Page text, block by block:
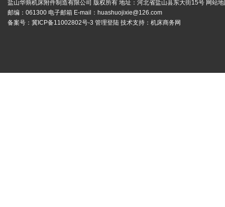
盐山华蒴机床附件制造有限公司 版权所有 地址：河北省盐山县东大街15号 网站
邮编：061300 电子邮箱 E-mail： huashuojixie@126.com
备案号： 冀ICP备11002802号-3 管理登陆 技术支持： 机床商务网